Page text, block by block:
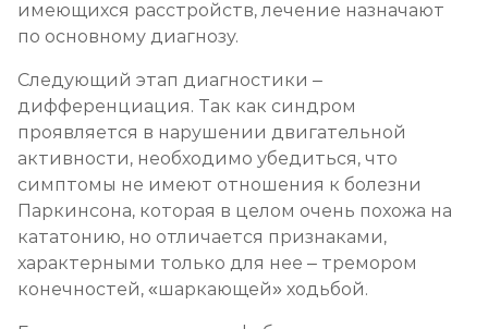
имеющихся расстройств, лечение назначают
по основному диагнозу.
Следующий этап диагностики –
дифференциация. Так как синдром
проявляется в нарушении двигательной
активности, необходимо убедиться, что
симптомы не имеют отношения к болезни
Паркинсона, которая в целом очень похожа на
кататонию, но отличается признаками,
характерными только для нее – тремором
конечностей, «шаркающей» ходьбой.